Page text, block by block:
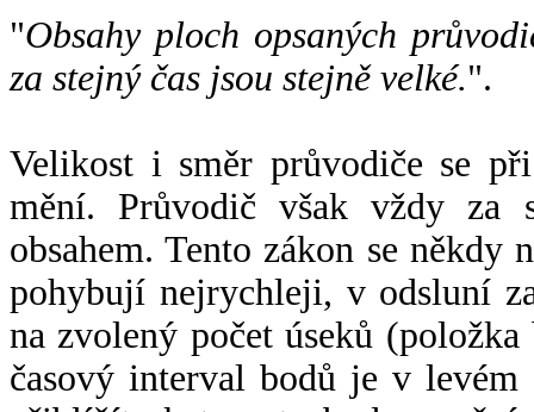
"Obsahy ploch opsaných
za stejný čas jsou stejně velké.".
Velikost i směr průvodiče se
mění. Průvodič však vždy za
obsahem. Tento zákon se někdy
pohybují nejrychleji, v odsluní
na zvolený počet úseků
časový interval bodů je v